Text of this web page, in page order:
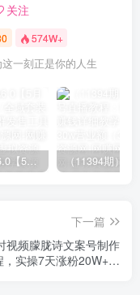
关注
574W+
一刻正是你的人生
私域发售plus6.0【5月份线下课录音】/全域套装sop流程包，社群发售工具套装模型
下一篇
视频朦胧诗文案号制作
，实操7天涨粉20W+小